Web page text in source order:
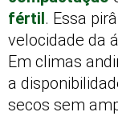
fértil. Essa
velocidade da
Em climas
a
secos sem